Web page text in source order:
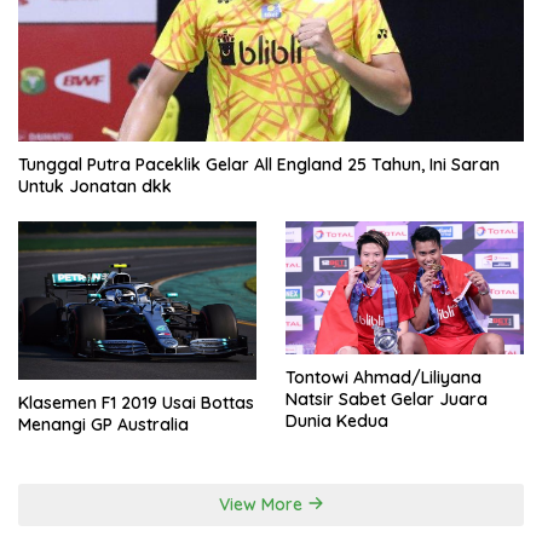
Tunggal Putra Paceklik Gelar All England 25 Tahun, Ini Saran
Untuk Jonatan dkk
Klasemen F1 2019 Usai Bottas
Menangi GP Australia
Tontowi Ahmad/Liliyana
Natsir Sabet Gelar Juara
Dunia Kedua
View More